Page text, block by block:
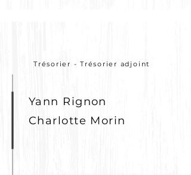
Trésorier - Trésorier adjoint
Yann Rignon
Charlotte Morin